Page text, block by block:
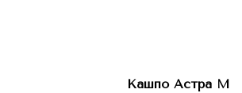
Кашпо Астра M